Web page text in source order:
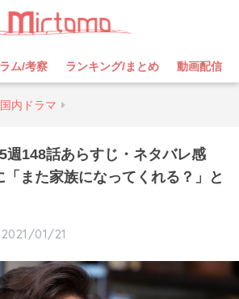
ム/考察 ランキング/まとめ 動画配信
国内ドラマ
週148話あらすじ・ネタバレ感
また家族になってくれる？」と
2021/01/21